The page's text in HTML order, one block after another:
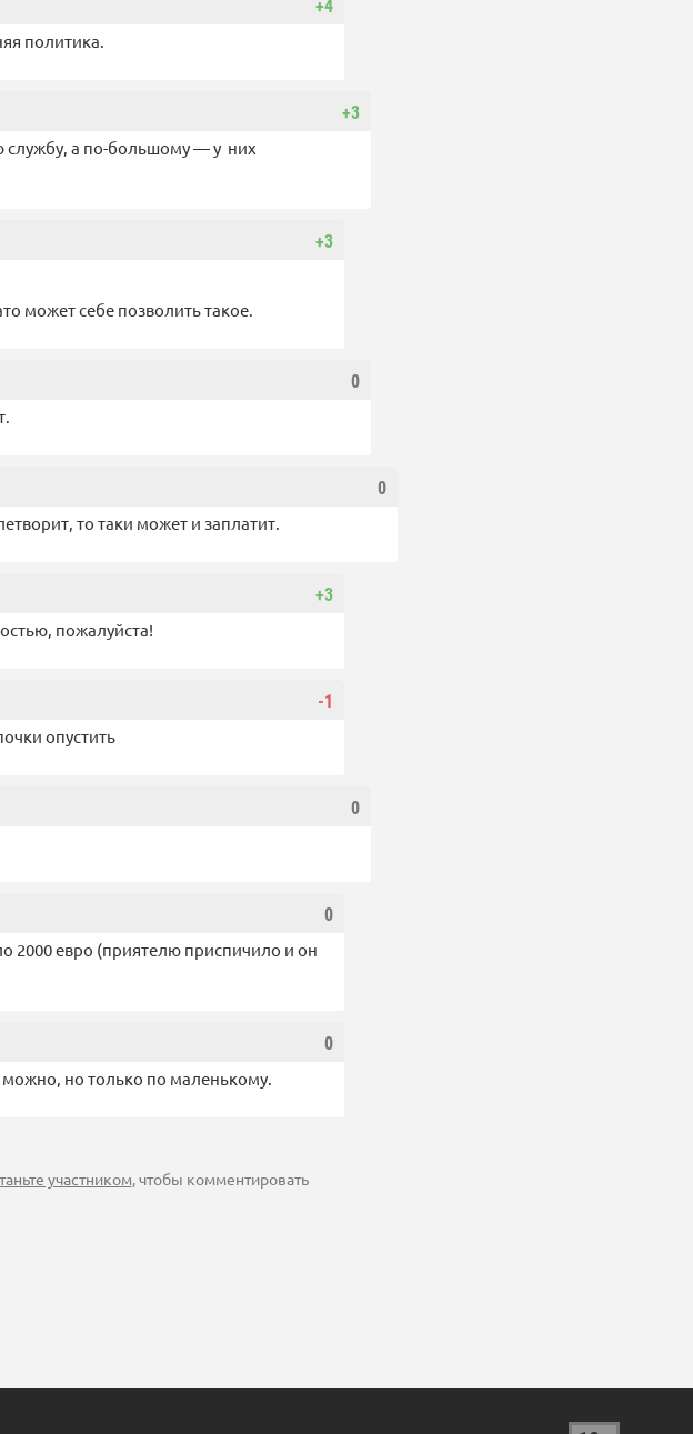
+4
политика.
+3
службу, а по-большому — у них
+3
может себе позволить такое.
0
0
то таки может и заплатит.
+3
пожалуйста!
-1
опустить
0
0
2000 евро (приятелю приспичило и он
0
но только по маленькому.
участником, чтобы комментировать